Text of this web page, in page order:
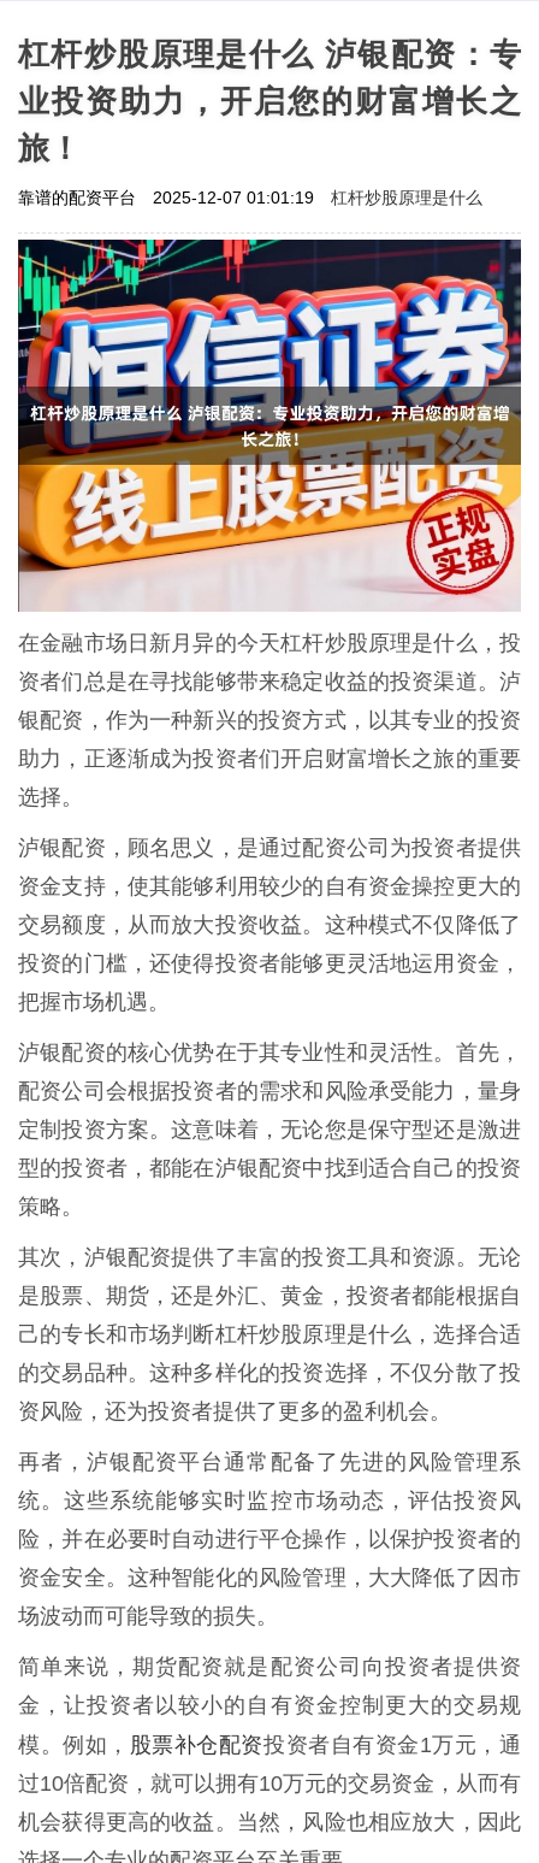
杠杆炒股原理是什么 泸银配资：专
业投资助力，开启您的财富增长之
旅！
靠谱的配资平台 2025-12-07 01:01:19 杠杆炒股原理是什么
在金融市场日新月异的今天杠杆炒股原理是什么，投
资者们总是在寻找能够带来稳定收益的投资渠道。泸
银配资，作为一种新兴的投资方式，以其专业的投资
助力，正逐渐成为投资者们开启财富增长之旅的重要
选择。
泸银配资，顾名思义，是通过配资公司为投资者提供
资金支持，使其能够利用较少的自有资金操控更大的
交易额度，从而放大投资收益。这种模式不仅降低了
投资的门槛，还使得投资者能够更灵活地运用资金，
把握市场机遇。
泸银配资的核心优势在于其专业性和灵活性。首先，
配资公司会根据投资者的需求和风险承受能力，量身
定制投资方案。这意味着，无论您是保守型还是激进
型的投资者，都能在泸银配资中找到适合自己的投资
策略。
其次，泸银配资提供了丰富的投资工具和资源。无论
是股票、期货，还是外汇、黄金，投资者都能根据自
己的专长和市场判断杠杆炒股原理是什么，选择合适
的交易品种。这种多样化的投资选择，不仅分散了投
资风险，还为投资者提供了更多的盈利机会。
再者，泸银配资平台通常配备了先进的风险管理系
统。这些系统能够实时监控市场动态，评估投资风
险，并在必要时自动进行平仓操作，以保护投资者的
资金安全。这种智能化的风险管理，大大降低了因市
场波动而可能导致的损失。
简单来说，期货配资就是配资公司向投资者提供资
金，让投资者以较小的自有资金控制更大的交易规
模。例如， 股票补仓配资投资者自有资金1万元，通
过10倍配资，就可以拥有10万元的交易资金，从而有
机会获得更高的收益。当然，风险也相应放大，因此